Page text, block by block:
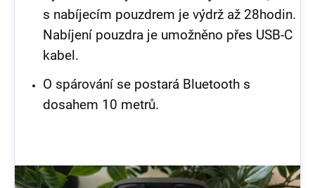
s nabíjecím pouzdrem je výdrž až 28hodin.
Nabíjení pouzdra je umožněno přes USB-C
kabel.
O spárování se postará Bluetooth s
dosahem 10 metrů.